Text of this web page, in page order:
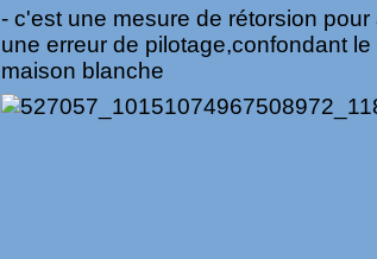
- c'est une mesure de rétorsion
une erreur de pilotage,confondant
maison blanche